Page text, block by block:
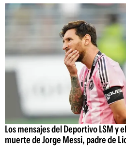
Los mensajes del Deportivo LSM y
muerte de Jorge Messi, padre de